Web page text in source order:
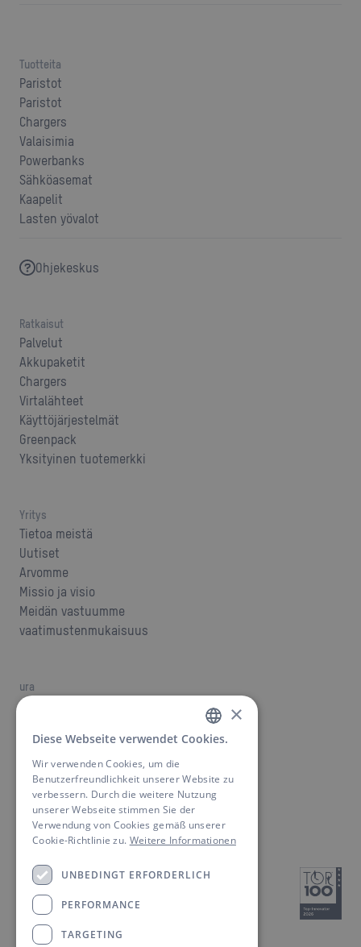
Tuotteita
Paristot
Paristot
Chargers
Valaisimia
Powerbanks
Sähköasemat
Kaapelit
Lasten yövalot
Ohjekeskus
Ratkaisut
Palvelut
Akkupaketit
Chargers
Virtalähteet
Käyttöjärjestelmät
Greenpack
Yksityinen tuotemerkki
Yritys
Tietoa meistä
Uutiset
Arvomme
Missio ja visio
Meidän vastuumme
vaatimustenmukaisuus
ura
työpaikkoja
Ota yhteyttä
Etsi yhteyshenkilö
Lataukset
GERMAN
ENGLISH
×
Diese Webseite verwendet Cookies.
Wir verwenden Cookies, um die
Benutzerfreundlichkeit unserer Website zu
verbessern. Durch die weitere Nutzung
unserer Webseite stimmen Sie der
Verwendung von Cookies gemäß unserer
Cookie-Richtlinie zu. Weitere Informationen
UNBEDINGT ERFORDERLICH
PERFORMANCE
TARGETING